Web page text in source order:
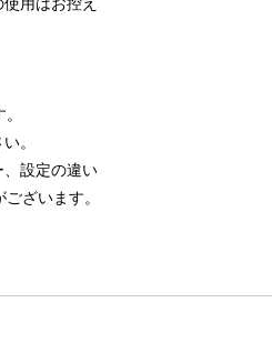
。
設定の違い
ざいます。